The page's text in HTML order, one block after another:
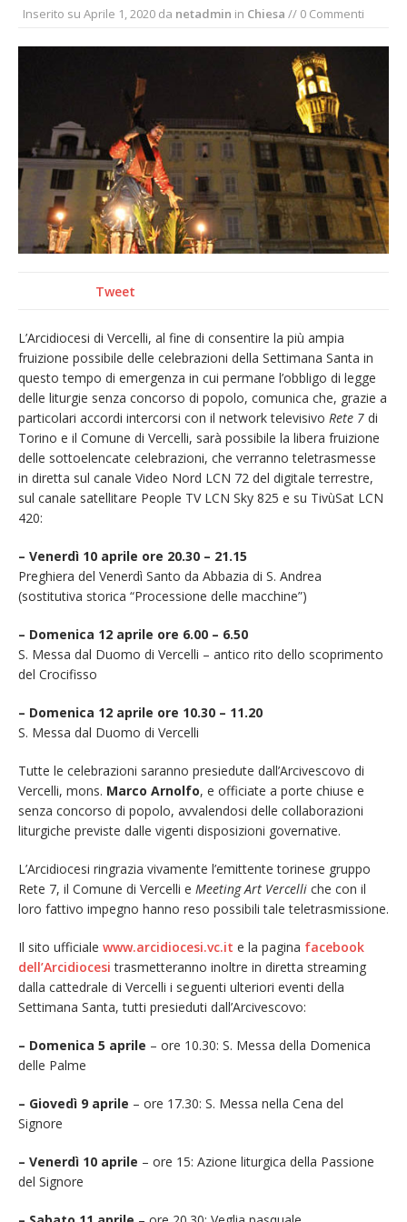
provvisoria»
La Pro verso l’avvio della Stagione
La Regione stanzia oltre 38mila euro per il
carnevale di Santhià. La soddisfazione della
Pro Loco
Dieci anni fa l’ingresso a Vercelli
dell’arcivescovo mons. Marco Arnolfo
Inserito su Aprile 1, 2020 da netadmin in Chiesa // 0 Commenti
Tweet
L’Arcidiocesi di Vercelli, al fine di consentire la più ampia
fruizione possibile delle celebrazioni della Settimana Santa in
questo tempo di emergenza in cui permane l’obbligo di legge
delle liturgie senza concorso di popolo, comunica che, grazie a
particolari accordi intercorsi con il network televisivo Rete 7 di
Torino e il Comune di Vercelli, sarà possibile la libera fruizione
delle sottoelencate celebrazioni, che verranno teletrasmesse
in diretta sul canale Video Nord LCN 72 del digitale terrestre,
sul canale satellitare People TV LCN Sky 825 e su TivùSat LCN
420:
– Venerdì 10 aprile ore 20.30 – 21.15
Preghiera del Venerdì Santo da Abbazia di S. Andrea
(sostitutiva storica “Processione delle macchine”)
– Domenica 12 aprile ore 6.00 – 6.50
S. Messa dal Duomo di Vercelli – antico rito dello scoprimento
del Crocifisso
– Domenica 12 aprile ore 10.30 – 11.20
S. Messa dal Duomo di Vercelli
Tutte le celebrazioni saranno presiedute dall’Arcivescovo di
Vercelli, mons. Marco Arnolfo, e officiate a porte chiuse e
senza concorso di popolo, avvalendosi delle collaborazioni
liturgiche previste dalle vigenti disposizioni governative.
L’Arcidiocesi ringrazia vivamente l’emittente torinese gruppo
Rete 7, il Comune di Vercelli e Meeting Art Vercelli che con il
loro fattivo impegno hanno reso possibili tale teletrasmissione.
Il sito ufficiale www.arcidiocesi.vc.it e la pagina facebook
dell’Arcidiocesi trasmetteranno inoltre in diretta streaming
dalla cattedrale di Vercelli i seguenti ulteriori eventi della
Settimana Santa, tutti presieduti dall’Arcivescovo:
– Domenica 5 aprile – ore 10.30: S. Messa della Domenica
delle Palme
– Giovedì 9 aprile – ore 17.30: S. Messa nella Cena del
Signore
– Venerdì 10 aprile – ore 15: Azione liturgica della Passione
del Signore